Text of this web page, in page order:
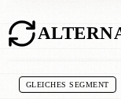
GLEICHES SEGMENT